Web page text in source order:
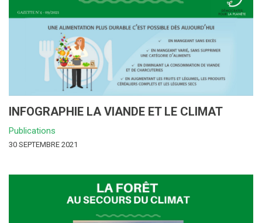
INFOGRAPHIE LA VIANDE ET LE CLIMAT
Publications
30 SEPTEMBRE 2021